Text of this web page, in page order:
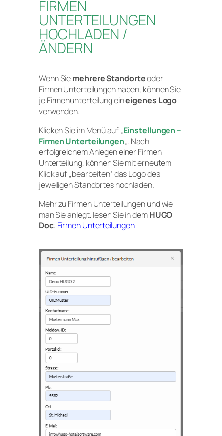
FIRMEN
UNTERTEILUNGEN
HOCHLADEN /
ÄNDERN
Wenn Siemehrere Standorteoder
Firmen Unterteilungen haben, können Sie
je Firmenunterteilung eineigenes Logo
verwenden.
Klicken Sie im Menü auf „Einstellungen –
Firmen Unterteilungen„. Nach
erfolgreichem Anlegen einer Firmen
Unterteilung, können Sie mit erneutem
Klick auf „bearbeiten“ das Logo des
jeweiligen Standortes hochladen.
Mehr zu Firmen Unterteilungen und wie
man Sie anlegt, lesen Sie in demHUGO
Doc: Firmen Unterteilungen